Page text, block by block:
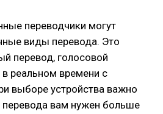
переводчики могут
виды перевода. Это
перевод, голосовой
реальном времени с
выборе устройства важно
перевода вам нужен больше